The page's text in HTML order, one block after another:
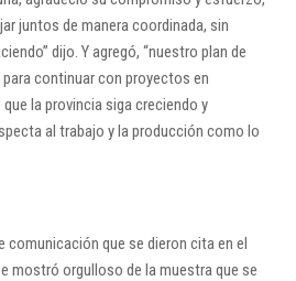
juntos de manera coordinada, sin
dijo. Y agregó, “nuestro plan de
continuar con proyectos en
la provincia siga creciendo y
al trabajo y la producción como lo
comunicación que se dieron cita en el
mostró orgulloso de la muestra que se